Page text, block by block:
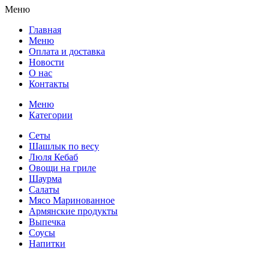
Меню
Главная
Меню
Оплата и доставка
Новости
О нас
Контакты
Меню
Категории
Сеты
Шашлык по весу
Люля Кебаб
Овощи на гриле
Шаурма
Салаты
Мясо Маринованное
Армянские продукты
Выпечка
Соусы
Напитки